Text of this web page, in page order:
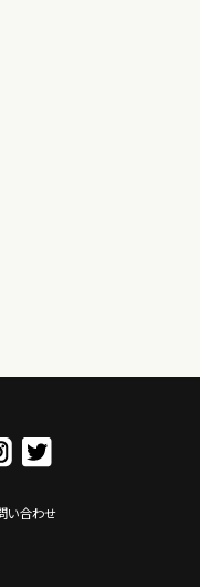
い合わせ